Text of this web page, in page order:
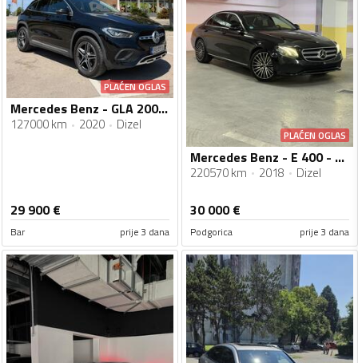
PLAĆEN OGLAS
Mercedes Benz - GLA 200 - GLA200
127000 km 2020 Dizel
29 900€
Bar prije 3 dana
PLAĆEN OGLAS
Mercedes Benz - E 400 - E400d Exclusive
220570 km 2018 Dizel
30 000€
Podgorica prije 3 dana